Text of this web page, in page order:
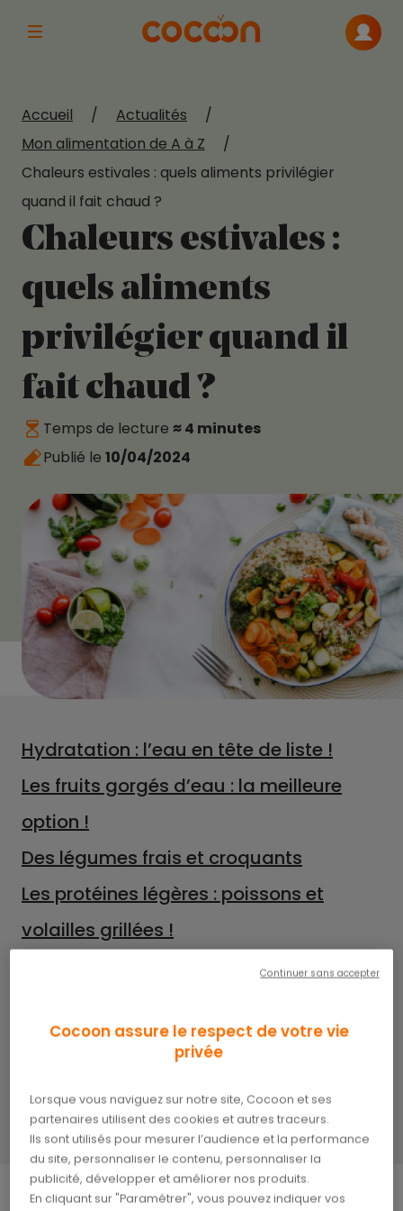
Afficher la navigation principale
Me
Accueil / Actualités
/
Mon alimentation de A à Z
/
Chaleurs estivales : quels aliments privilégier
quand il fait chaud ?
Chaleurs estivales :
quels aliments
privilégier quand il
fait chaud ?
Temps de lecture ≈ 4 minutes
Publié le 10/04/2024
Hydratation : l’eau en tête de liste !
Les fruits gorgés d’eau : la meilleure
option !
Des légumes frais et croquants
Les protéines légères : poissons et
volailles grillées !
Les produits laitiers frais : yaourts et
Les glaces faites maison : gourmandise
Ce qu’il faut retenir
Cocoon assure le respect de votre vie
privée
Lorsque vous naviguez sur notre site, Cocoon et ses
partenaires utilisent des cookies et autres traceurs.
Ils sont utilisés pour mesurer l’audience et la performance
du site, personnaliser le contenu, personnaliser la
publicité, développer et améliorer nos produits.
En cliquant sur "Paramétrer", vous pouvez indiquer vos
Continuer sans accepter